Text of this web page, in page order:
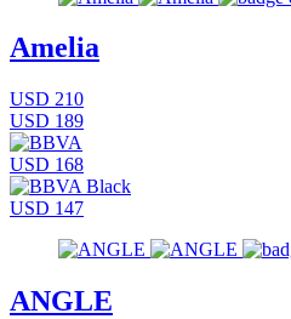
Amelia
USD 210
USD 189
USD 168
USD 147
ANGLE